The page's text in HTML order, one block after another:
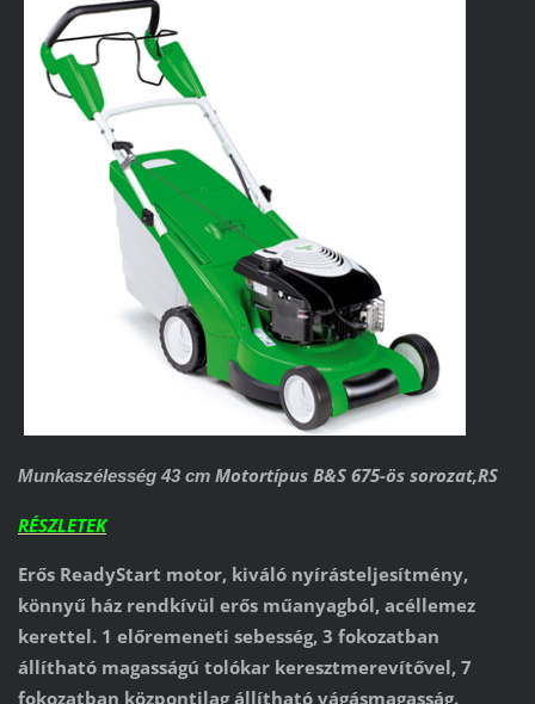
Munkaszélesség 43 cm Motortípus B&S 675-ös sorozat,RS
RÉSZLETEK
Erős ReadyStart motor, kiváló nyírásteljesítmény,
könnyű ház rendkívül erős műanyagból, acéllemez
kerettel. 1 előremeneti sebesség, 3 fokozatban
állítható magasságú tolókar keresztmerevítővel, 7
fokozatban központilag állítható vágásmagasság.